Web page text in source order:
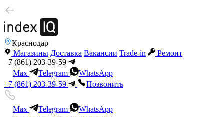
Краснодар
Магазины Доставка Вакансии Trade-in
Ремонт
+7 (861) 203-39-59
Max
Telegram
WhatsApp
+7 (861) 203-39-59
Позвонить
Max Telegram
WhatsApp